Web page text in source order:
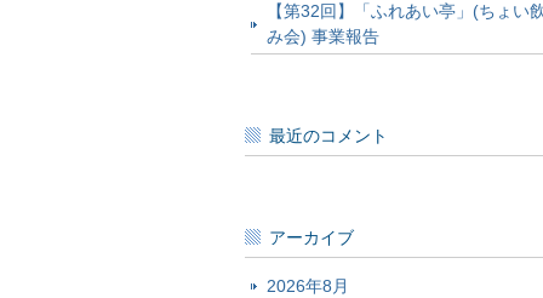
【第32回】「ふれあい亭」(ちょい
み会) 事業報告
最近のコメント
アーカイブ
2026年8月